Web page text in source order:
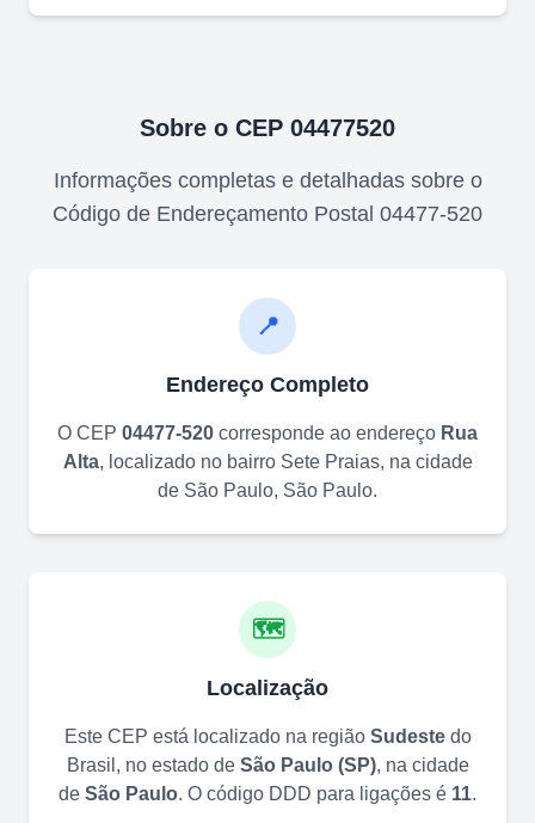
Sobre o CEP 04477520
Informações completas e detalhadas sobre o
Código de Endereçamento Postal 04477-520
📍
Endereço Completo
O CEP 04477-520 corresponde ao endereço Rua
Alta, localizado no bairro Sete Praias, na cidade
de São Paulo, São Paulo.
🗺️
Localização
Este CEP está localizado na região Sudestedo
Brasil, no estado de São Paulo(SP), na cidade
de São Paulo. O código DDD para ligações é 11.